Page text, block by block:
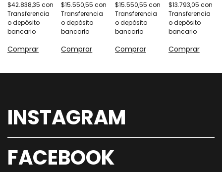
$42.838,35 con
Transferencia
o depósito
bancario
Comprar
$15.550,55con
Transferencia
o depósito
bancario
Comprar
$15.550,55 con
Transferencia
o depósito
bancario
Comprar
$13.793,05 con
Transferencia
o depósito
bancario
Comprar
INSTAGRAM
FACEBOOK